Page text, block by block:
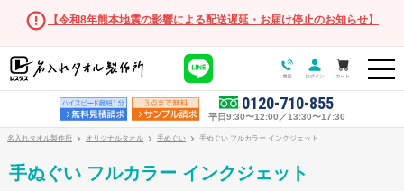
【令和8年熊本地震の影響による配送遅延・お届け停止のお知らせ】
0120-710-855
平日9:30〜12:00／13:30〜17:30
名入れタオル製作所 オリジナルタオル 手ぬぐい 手ぬぐい フルカラー インクジェット
手ぬぐい フルカラー インクジェット